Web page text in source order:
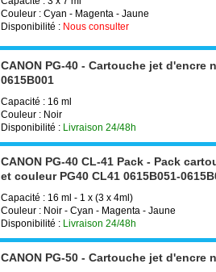
Couleur : Cyan - Magenta - Jaune
Disponibilité : Nous consulter
CANON PG-40 - Cartouche jet d'encre
0615B001
Capacité : 16 ml
Couleur : Noir
Disponibilité : Livraison 24/48h
CANON PG-40 CL-41 Pack - Pack
et couleur PG40 CL41 0615B051-
Capacité : 16 ml - 1 x (3 x 4ml)
Couleur : Noir - Cyan - Magenta - Jaune
Disponibilité : Livraison 24/48h
CANON PG-50 - Cartouche jet d'encre